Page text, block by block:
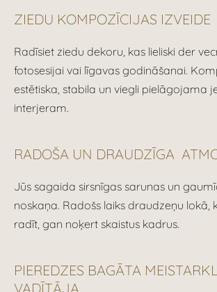
ZIEDU KOMPOZĪCIJAS IZVEIDE
Radīsiet ziedu dekoru, kas lieliski der
fotosesijai vai līgavas godināšanai.
estētiska, stabila un viegli pielāgojama
interjeram.
RADOŠA UN DRAUDZĪGA
Jūs sagaida sirsnīgas sarunas un
noskaņa. Radošs laiks draudzeņu lokā,
radīt, gan noķert skaistus kadrus.
PIEREDZES BAGĀTA
VADĪTĀJA